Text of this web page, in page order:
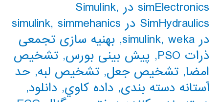
simElectronics در Simulink
,
SimHydraulics در simulink
, simmehanics
در simulink
, weka
, بهنیه سازی تجمعی
ذرات PSO
, پیش بینی بورس, تشخیص
امضا, تشخیص جعل, تشخیص لبه, حد
آستانه دسته بندی, داده كاوي, دانلود,